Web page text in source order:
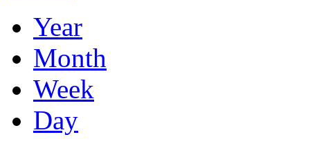
Year
Month
Week
Day